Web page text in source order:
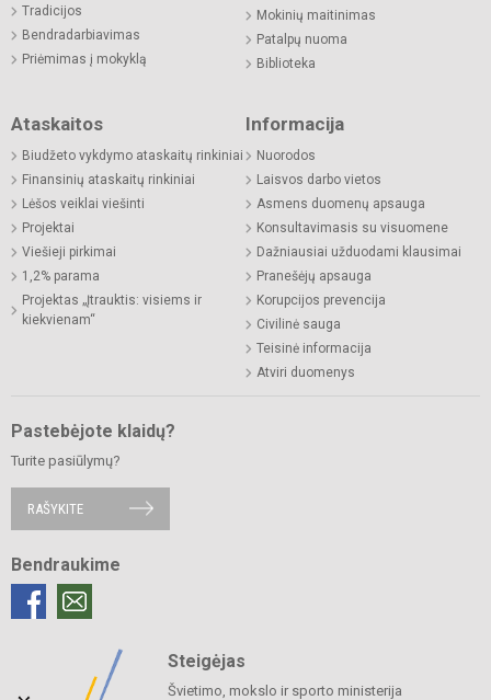
Tradicijos
Bendradarbiavimas
Priėmimas į mokyklą
Mokinių maitinimas
Patalpų nuoma
Biblioteka
Ataskaitos
Biudžeto vykdymo ataskaitų rinkiniai
Finansinių ataskaitų rinkiniai
Lėšos veiklai viešinti
Projektai
Viešieji pirkimai
1,2% parama
Projektas „Įtrauktis: visiems ir
kiekvienam“
Informacija
Nuorodos
Laisvos darbo vietos
Asmens duomenų apsauga
Konsultavimasis su visuomene
Dažniausiai užduodami klausimai
Pranešėjų apsauga
Korupcijos prevencija
Civilinė sauga
Teisinė informacija
Atviri duomenys
Pastebėjote klaidų?
Turite pasiūlymų?
RAŠYKITE
Bendraukime
Steigėjas
Švietimo, mokslo ir sporto ministerija